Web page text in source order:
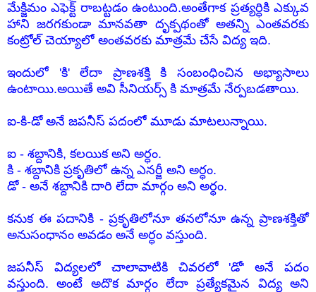
మేక్జిమం ఎఫెక్ట్ రాబట్టడం ఉంటుంది.అంతేగాక ప్రత్యర్ధికి ఎక్కువ
హాని జరగకుండా మానవతా దృక్పథంతో అతన్ని ఎంతవరకు
కంట్రోల్ చెయ్యాలో అంతవరకు మాత్రమే చేసే విద్య ఇది.
ఇందులో 'కి' లేదా ప్రాణశక్తి కి సంబంధించిన అభ్యాసాలు
ఉంటాయి.అయితే అవి సీనియర్స్ కి మాత్రమే నేర్పబడతాయి.
ఐ-కి-డో అనే జపనీస్ పదంలో మూడు మాటలున్నాయి.
ఐ - శబ్దానికి, కలయిక అని అర్ధం.
కి - శబ్దానికి ప్రకృతిలో ఉన్న ఎనర్జీ అని అర్ధం.
డో - అనే శబ్దానికి దారి లేదా మార్గం అని అర్ధం.
కనుక ఈ పదానికి - ప్రకృతిలోనూ తనలోనూ ఉన్న ప్రాణశక్తితో
అనుసంధానం అవడం అనే అర్ధం వస్తుంది.
జపనీస్ విద్యలలో చాలావాటికి చివరలో 'డో' అనే పదం
వస్తుంది. అంటే అదొక మార్గం లేదా ప్రత్యేకమైన విద్య అని